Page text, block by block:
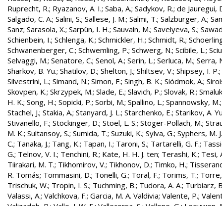
Ruprecht, R.; Ryazanov, A. I.; Saba, A.; Sadykov, R.; de Jauregui,
Salgado, C. A.; Salini, S.; Sallese, J. M.; Salmi, T.; Salzburger, A.;
Sanz; Sarasola, X.; Sarpün, I. H.; Sauvain, M.; Savelyeva, S.;
Schienbein, I.; Schlenga, K.; Schmickler, H.; Schmidt, R.;
Schwanenberger, C.; Schwemling, P.; Schwerg, N.; Scibile, L.;
Selvaggi, M.; Senatore, C.; Senol, A.; Serin, L.; Serluca, M.; Serra,
Sharkov, B. Yu.; Shatilov, D.; Shelton, J.; Shiltsev, V.; Shipsey, I. P.;
Silvestrini, L.; Simand, N.; Simon, F.; Singh, B. K.; Siódmok, A.;
Skovpen, K.; Skrzypek, M.; Slade, E.; Slavich, P.; Slovak, R.;
H. K.; Song, H.; Sopicki, P.; Sorbi, M.; Spallino, L.; Spannowsky, M.
Stachel, J.; Stakia, A.; Stanyard, J. L.; Starchenko, E.; Starikov, A.
Stivanello, F.; Stöckinger, D.; Stoel, L. S.; Stöger-Pollach, M.;
M. K.; Sultansoy, S.; Sumida, T.; Suzuki, K.; Sylva, G.; Syphers, M. J.
C.; Tanaka, J.; Tang, K.; Tapan, I.; Taroni, S.; Tartarelli, G. F.;
G.; Telnov, V. I.; Tenchini, R.; Kate, H. H. J. ten; Terashi, K.; Tesi,
Tiirakari, M. T.; Tikhomirov, V.; Tikhonov, D.; Timko, H.;
R. Tomás; Tommasini, D.; Tonelli, G.; Toral, F.; Torims, T.;
Trischuk, W.; Tropin, I. S.; Tuchming, B.; Tudora, A. A.; Turbiarz,
Valassi, A.; Valchkova, F.; Garcia, M. A. Valdivia; Valente, P.;